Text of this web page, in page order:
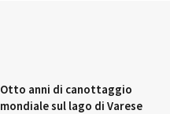
Otto anni di canottaggio
mondiale sul lago di Varese